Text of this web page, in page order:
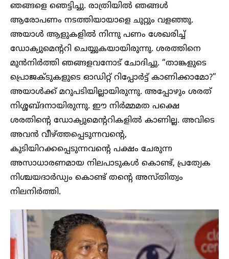
ഞങ്ങളെ ഞെട്ടിച്ചു. രാത്രിയിൽ ഞങ്ങൾ
ആരോപണം നടത്തിയായാളെ ചുറ്റും വളഞ്ഞു.
അയാൾ ആളുകളിൽ നിന്നു പണം ശേഖരിച്ച്
ഡോക്യുമെന്ററി ചെയ്യുകയായിരുന്നു. ശരത്തിനെ
മുൻനിർത്തി ഞങ്ങളവനോട് ചോദിച്ചു. “താങ്കളുടെ
പ്രൊജക്ടുകളുടെ ഓഡിറ്റ് റിപ്പോർട്ട് കാണിക്കാമോ?”
അയാൾക്ക് മറുപടിയില്ലായിരുന്നു. അപ്പോഴും ശരത്
നിശ്ശബ്ദനായിരുന്നു. ഈ നിർമ്മമത പക്ഷെ
ശരതിന്റെ ഡോക്യുമെന്ററികളിൽ കാണില്ല. അവിടെ
അവൻ വീഴ്ത്തപ്പെടുന്നവന്റെ,
കുടിയിറക്കപ്പെടുന്നവന്റെ പക്ഷം ചേരുന്ന
അസാധാരണമായ നിലപാടുകൾ കൊണ്ട്, പ്രത്യേക
നിശ്ചയദാർഡ്യം കൊണ്ട് തന്റെ അസ്തിത്വം
നിലനിർത്തി.